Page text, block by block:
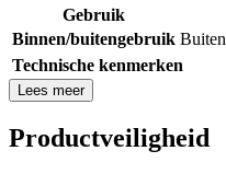
Gebruik
Binnen/buitengebruik Buiten
Technische kenmerken
Lees meer
Productveiligheid